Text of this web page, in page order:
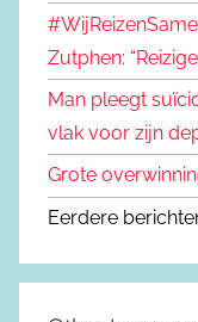
Zutphen:
Man pleegt
vlak voor zijn
Grote
Eerdere